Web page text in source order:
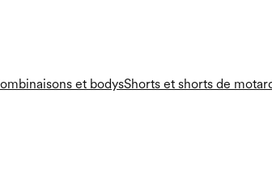
et bodysShorts et shorts de